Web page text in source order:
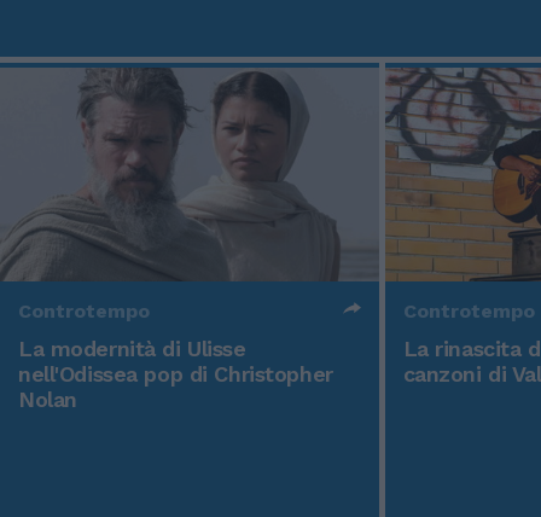
Controtempo
La modernità di Ulisse
nell'Odissea pop di Christopher
Nolan
Controtempo
La rinascita
canzoni di